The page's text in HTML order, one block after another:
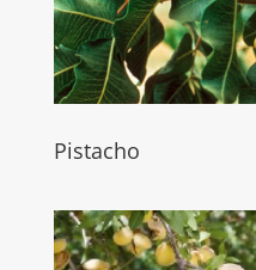
Pistacho